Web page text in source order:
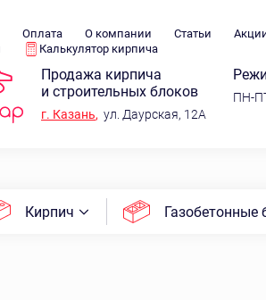
Оплата О компании Статьи
Калькулятор кирпича
Продажа кирпича
и строительных блоков
г. Казань, ул. Даурская, 12А
ПН-
Кирпич Газобетонные